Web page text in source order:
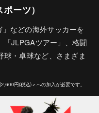
ーツ）
」などの海外サッカーを
「JLPGAツアー」、格闘
球・卓球など、さまざま
円(税込)＞への加入が必要です。